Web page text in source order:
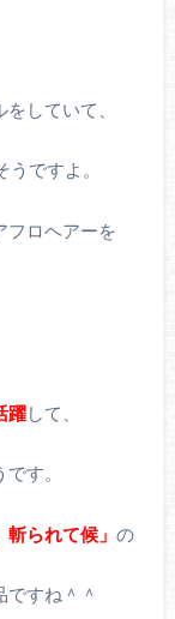
していて、
ですよ。
フロヘアーを
躍して、
す。
られて候」 の
すね＾＾